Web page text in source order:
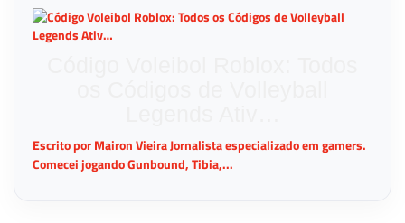
Escrito por Mairon Vieira Jornalista especializado em gamers.
Comecei jogando Gunbound, Tibia,...